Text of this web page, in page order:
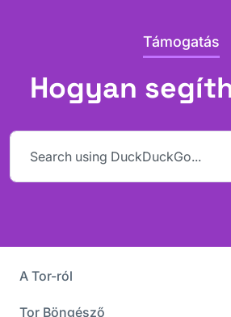
Támogatás
Hogyan
A Tor-ról
Tor Böngésző